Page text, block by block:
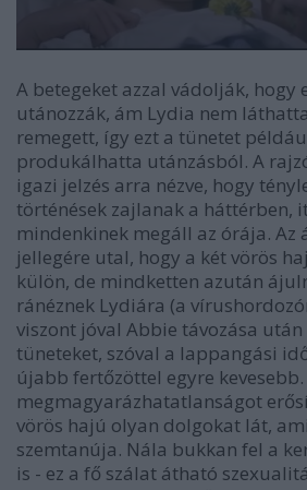
A betegeket azzal vádolják, hogy
utánozzák, ám Lydia nem
remegett, így ezt a tünetet
produkálhatta utánzásból. A
igazi jelzés arra nézve, hogy
történések zajlanak a háttérben,
mindenkinek megáll az órája. Az
jellegére utal, hogy a két vörös
külön, de mindketten azután
ránéznek Lydiára (a
viszont jóval Abbie távozása
tüneteket, szóval a lappangási
újabb fertőzöttel egyre kevesebb.
megmagyarázhatatlanságot
vörös hajú olyan dolgokat lát,
szemtanúja. Nála bukkan fel a
is - ez a fő szálat átható